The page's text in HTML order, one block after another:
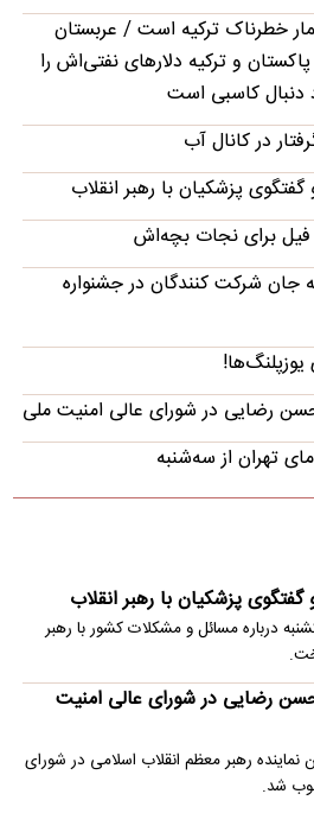
خطرناک ترکیه است / عربستان
و ترکیه دلارهای نفتی‌اش را
دنبال کاسبی است
در کانال آب
پزشکیان با رهبر انقلاب
فیل برای نجات بچه‌اش
جان شرکت کنندگان در جشنواره
رضایی در شورای عالی امنیت ملی
تهران از سه‌شنبه
ماجرای رد صلاحیت علی لاریجانی
حمله مسلحانه به قهوه‌خانه‌ای در زاهدان/ ۲ نفر جان
«مرد سه‌هزار چهره» از اوایل
ادعای گزارش ورود هواگردها ٣٠ دقیقه قبل از حمله به
است
پزشکیان با رهبر انقلاب
درباره مسائل و مشکلات کشور با رهبر
رضایی در شورای عالی امنیت
رهبر معظم انقلاب اسلامی در شورای
شد.